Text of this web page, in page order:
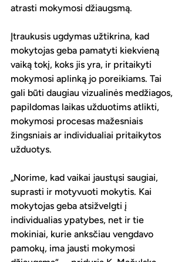
atrasti mokymosi džiaugsmą.
Įtraukusis ugdymas užtikrina, kad
mokytojas geba pamatyti kiekvieną
vaiką tokį, koks jis yra, ir pritaikyti
mokymosi aplinką jo poreikiams. Tai
gali būti daugiau vizualinės medžiagos,
papildomas laikas užduotims atlikti,
mokymosi procesas mažesniais
žingsniais ar individualiai pritaikytos
užduotys.
„Norime, kad vaikai jaustųsi saugiai,
suprasti ir motyvuoti mokytis. Kai
mokytojas geba atsižvelgti į
individualias ypatybes, net ir tie
mokiniai, kurie anksčiau vengdavo
pamokų, ima jausti mokymosi